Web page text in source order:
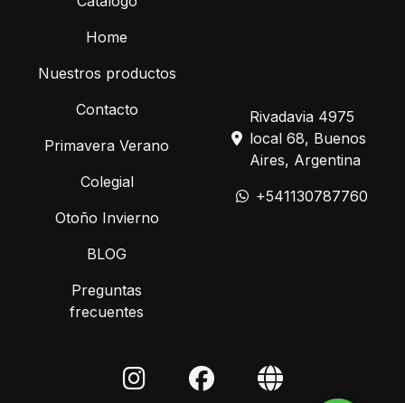
Home
Nuestros productos
Contacto
Primavera Verano
Colegial
Otoño Invierno
BLOG
Preguntas
frecuentes
Rivadavia 4975
local 68, Buenos
Aires, Argentina
+541130787760